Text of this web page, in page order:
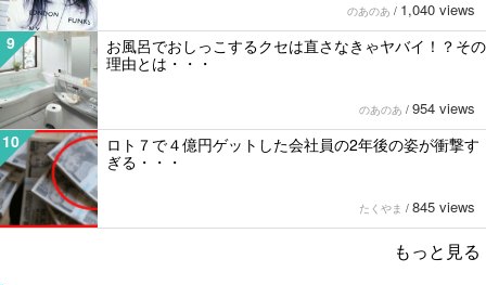
のあのあ / 1,040 views
9
お風呂でおしっこするクセは直さなきゃヤバイ！？その
理由とは・・・
のあのあ / 954 views
10
ロト７で４億円ゲットした会社員の2年後の姿が衝撃す
ぎる・・・
たくやま / 845 views
もっと見る